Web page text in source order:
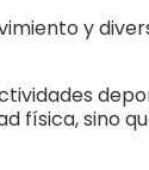
y
sino